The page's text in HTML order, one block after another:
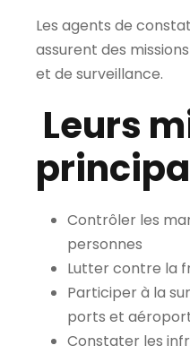
Les agents de
assurent des
et de surveillance.
Leurs
Contrôler les
personnes
Lutter contre la
Participer à la
ports et
Constater les